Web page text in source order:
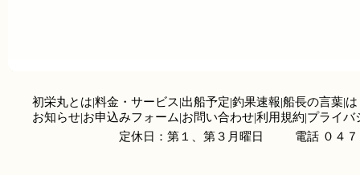
初栄丸とは|料金・サービス|出船予定|釣果速報|船長の言葉|
お知らせ|お申込みフォーム|お問い合わせ|利用規約|プライバ
定休日：第１、第３月曜日
電話 ０４